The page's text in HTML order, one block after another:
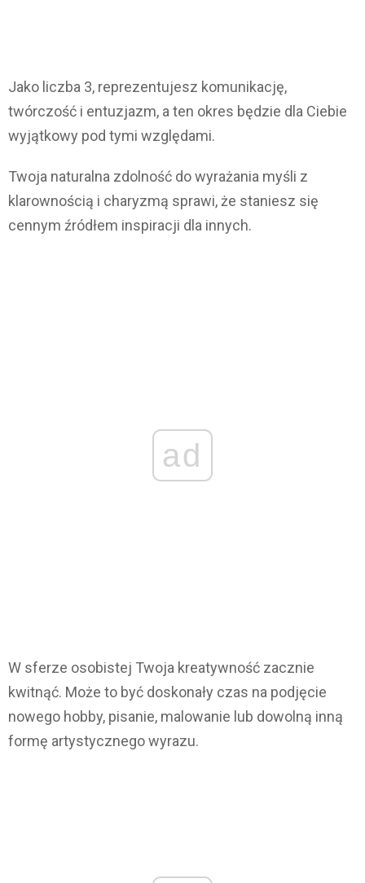
Jako liczba 3, reprezentujesz komunikację,
twórczość i entuzjazm, a ten okres będzie dla Ciebie
wyjątkowy pod tymi względami.
Twoja naturalna zdolność do wyrażania myśli z
klarownością i charyzmą sprawi, że staniesz się
cennym źródłem inspiracji dla innych.
ad
W sferze osobistej Twoja kreatywność zacznie
kwitnąć. Może to być doskonały czas na podjęcie
nowego hobby, pisanie, malowanie lub dowolną inną
formę artystycznego wyrazu.